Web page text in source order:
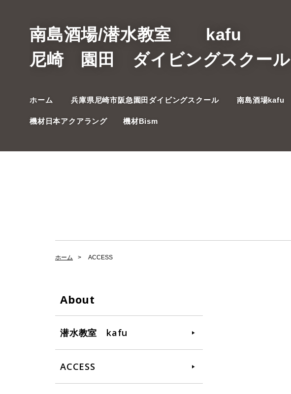
南島酒場/潜水教室 kafu
尼崎 園田 ダイビングスクール
ホーム 兵庫県尼崎市阪急園田ダイビングスクール 南島酒場kafu
機材日本アクアラング 機材Bism
ホーム ACCESS
About
潜水教室 kafu
ACCESS